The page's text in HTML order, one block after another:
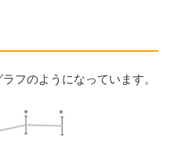
フのようになっています。